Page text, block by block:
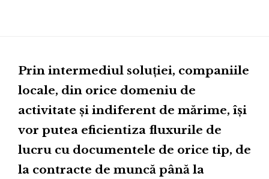
Prin intermediul soluției, companiile
locale, din orice domeniu de
activitate și indiferent de mărime, își
vor putea eficientiza fluxurile de
lucru cu documentele de orice tip, de
la contracte de muncă până la